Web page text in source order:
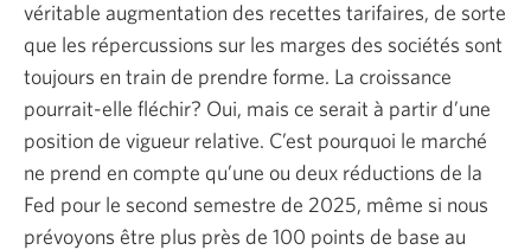
véritable augmentation des recettes tarifaires, de sorte
que les répercussions sur les marges des sociétés sont
toujours en train de prendre forme. La croissance
pourrait-elle fléchir? Oui, mais ce serait à partir d’une
position de vigueur relative. C’est pourquoi le marché
ne prend en compte qu’une ou deux réductions de la
Fed pour le second semestre de 2025, même si nous
prévoyons être plus près de 100 points de base au